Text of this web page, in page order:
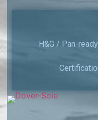
H&G / Pan-